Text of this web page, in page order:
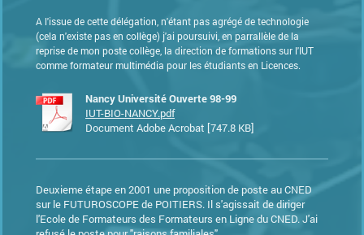
A l'issue de cette délégation, n'étant pas agrégé de technologie
(cela n'existe pas en collège) j'ai poursuivi, en parrallèle de la
reprise de mon poste collège, la direction de formations sur l'IUT
comme formateur multimédia pour les étudiants en Licences.
Nancy Université Ouverte 98-99
IUT-BIO-NANCY.pdf
Document Adobe Acrobat [747.8 KB]
Deuxieme étape en 2001 une proposition de poste au CNED
sur le FUTUROSCOPE de POITIERS. Il s'agissait de diriger
l'Ecole de Formateurs des Formateurs en Ligne du CNED. J'ai